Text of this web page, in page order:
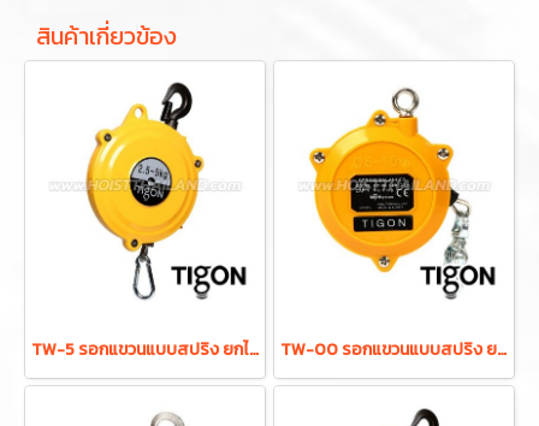
สินค้าเกี่ยวข้อง
TW-5 รอกแขวนแบบสปริง ยกได้ 2.5-5.0 กก. ระยะยก 1.3 ม. "TIGON" มาตรฐานสากลจากประเทศเกาหลี TW-00 รอกแขวนแบบสปริง ยกได้ 0.5-1.5 กก. ระยะยก 0.5 ม. "TIGON" มาตรฐานสากลจากประเทศเกาหลี